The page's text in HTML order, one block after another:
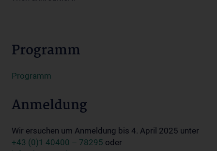
Programm
Programm
Anmeldung
Wir ersuchen um Anmeldung bis 4. April 2025 unter
+43 (0)1 40400 – 78295 oder